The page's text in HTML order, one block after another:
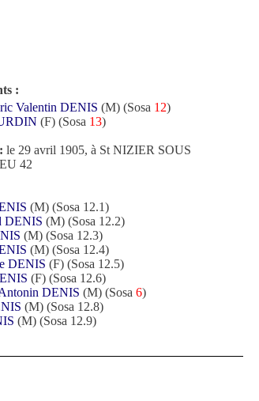
:
Valentin DENIS (M) (Sosa 12)
(F) (Sosa 13)
le 29 avril 1905, à St NIZIER SOUS
42
(M) (Sosa 12.1)
DENIS (M) (Sosa 12.2)
(M) (Sosa 12.3)
(M) (Sosa 12.4)
DENIS (F) (Sosa 12.5)
(F) (Sosa 12.6)
DENIS (M) (Sosa 6)
(M) (Sosa 12.8)
(M) (Sosa 12.9)